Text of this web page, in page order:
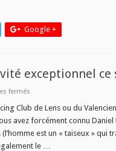
Google +
exceptionnel ce
ferméssur
Leclercq,
exceptionnel
ce
soir
!
Club de Lens ou du
avez forcément connu
est un « taiseux » qui
le …